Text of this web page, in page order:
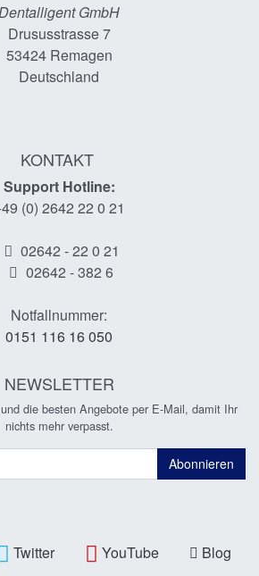
GmbH
Drususstrasse 7
53424Remagen
Deutschland
KONTAKT
Support Hotline:
(0) 2642 22 0 21
02642 - 22 0 21
02642 - 382 6
Notfallnummer:
0151 116 16 050
NEWSLETTER
die besten Angebote per E-Mail, damit Ihr
nichts mehr verpasst.
Abonnieren
Twitter YouTube Blog